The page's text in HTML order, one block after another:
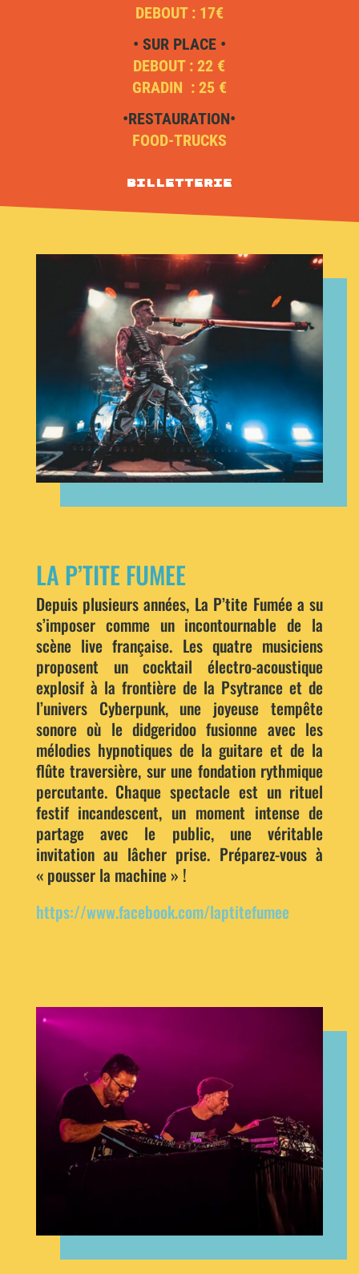
DEBOUT : 17€
• SUR PLACE •
DEBOUT : 22 €
GRADIN : 25 €
•RESTAURATION•
FOOD-TRUCKS
Billetterie
LA P’TITE FUMEE
Depuis plusieurs années, La P’tite Fumée a su
s’imposer comme un incontournable de la
scène live française. Les quatre musiciens
proposent un cocktail électro-acoustique
explosif à la frontière de la Psytrance et de
l’univers Cyberpunk, une joyeuse tempête
sonore où le didgeridoo fusionne avec les
mélodies hypnotiques de la guitare et de la
flûte traversière, sur une fondation rythmique
percutante. Chaque spectacle est un rituel
festif incandescent, un moment intense de
partage avec le public, une véritable
invitation au lâcher prise. Préparez-vous à
« pousser la machine » !
https://www.facebook.com/laptitefumee